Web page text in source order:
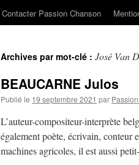
Contacter Passion Chanson
Archives par mot-clé : José Van
BEAUCARNE Julos
Publié le 19 septembre 2021 par
L’auteur-compositeur-interprète
également poète, écrivain, conteur
machines agricoles, il est aussi